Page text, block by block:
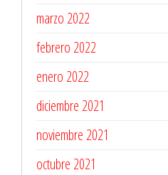
marzo 2022
febrero 2022
enero 2022
diciembre 2021
noviembre 2021
octubre 2021